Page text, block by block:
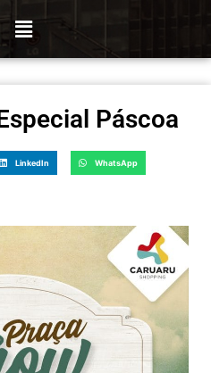
Páscoa
LinkedIn WhatsApp